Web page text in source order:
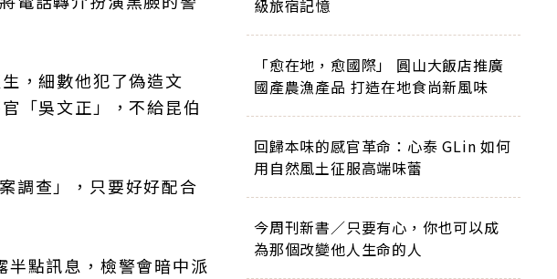
，細數他犯了偽造文
「吳文正」，不給昆伯
調查」，只要好好配合
點訊息，檢警會暗中派
級旅宿記憶
「愈在地，愈國際」 圓山大飯店推廣
國產農漁產品 打造在地食尚新風味
回歸本味的感官革命：心泰 GLin 如何
用自然風土征服高端味蕾
今周刊新書／只要有心，你也可以成
為那個改變他人生命的人